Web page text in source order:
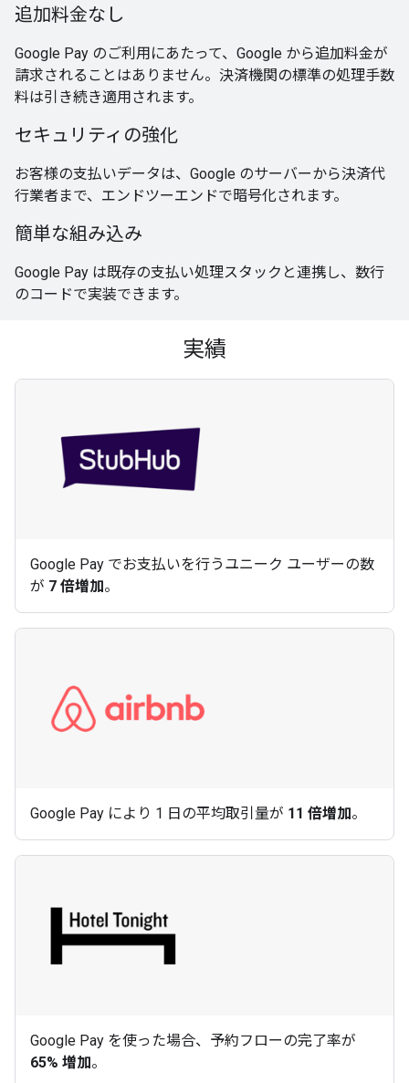
追加料金なし
Google Pay のご利用にあたって、Google から追加料金が
請求されることはありません。決済機関の標準の処理手数
料は引き続き適用されます。
セキュリティの強化
お客様の支払いデータは、Google のサーバーから決済代
行業者まで、エンドツーエンドで暗号化されます。
簡単な組み込み
Google Pay は既存の支払い処理スタックと連携し、数行
のコードで実装できます。
実績
Google Pay でお支払いを行うユニーク ユーザーの数
が 7 倍増加。
Google Pay により 1 日の平均取引量が 11 倍増加。
Google Pay を使った場合、予約フローの完了率が
65% 増加。